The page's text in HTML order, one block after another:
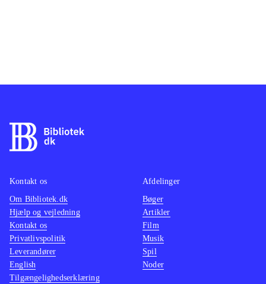
Kontakt os
Om Bibliotek.dk
Hjælp og vejledning
Kontakt os
Privatlivspolitik
Leverandører
English
Tilgængelighedserklæring
Afdelinger
Bøger
Artikler
Film
Musik
Spil
Noder